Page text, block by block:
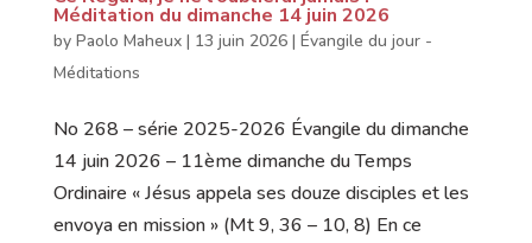
Méditation du dimanche 14 juin 2026
by Paolo Maheux| 13 juin 2026| Évangile du jour -
Méditations
No 268 – série 2025-2026 Évangile du dimanche
14 juin 2026 – 11ème dimanche du Temps
Ordinaire « Jésus appela ses douze disciples et les
envoya en mission » (Mt 9, 36 – 10, 8) En ce